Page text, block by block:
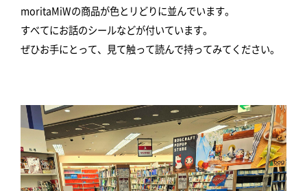
moritaMiWの商品が色とリどりに並んでいます。
すべてにお話のシールなどが付いています。
ぜひお手にとって、見て触って読んで持ってみてください。